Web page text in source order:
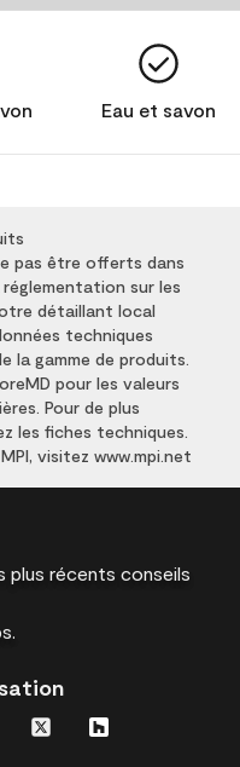
Eau et savon
pas être offerts dans
sur les
détaillant local
techniques
la gamme de produits.
pour les valeurs
Pour de plus
les fiches techniques.
visitez www.mpi.net
plus récents conseils